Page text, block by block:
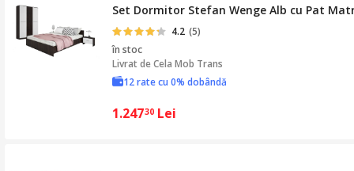
Set Dormitor Stefan Wenge Alb cu Pat
4.2 (5)
în stoc
Livrat deCela Mob Trans
12 rate cu 0% dobândă
1.24730 Lei